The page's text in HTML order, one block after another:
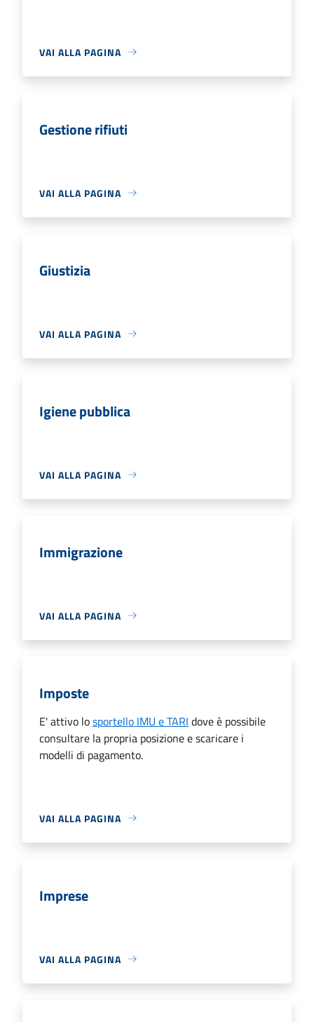
VAI ALLA PAGINA
Gestione rifiuti
VAI ALLA PAGINA
Giustizia
VAI ALLA PAGINA
Igiene pubblica
VAI ALLA PAGINA
Immigrazione
VAI ALLA PAGINA
Imposte
E' attivo losportello IMU e TARI dove è possibile
consultare la propria posizione e scaricare i
modelli di pagamento.
VAI ALLA PAGINA
Imprese
VAI ALLA PAGINA